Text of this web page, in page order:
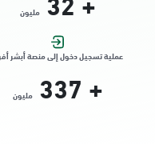
التوجه للموقع
الدمام,
الأحد - الخميس (08:00-14:30)
مليون
عملية تسجيل دخول إلى منصة أبشر
+
337 مليون